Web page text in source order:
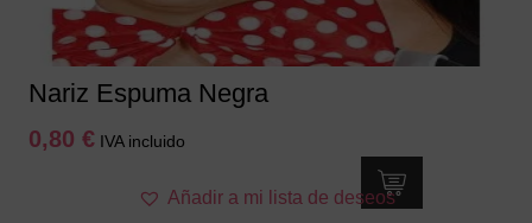
Nariz Espuma Negra
0,80 € IVA incluido
Añadir a mi lista de deseos